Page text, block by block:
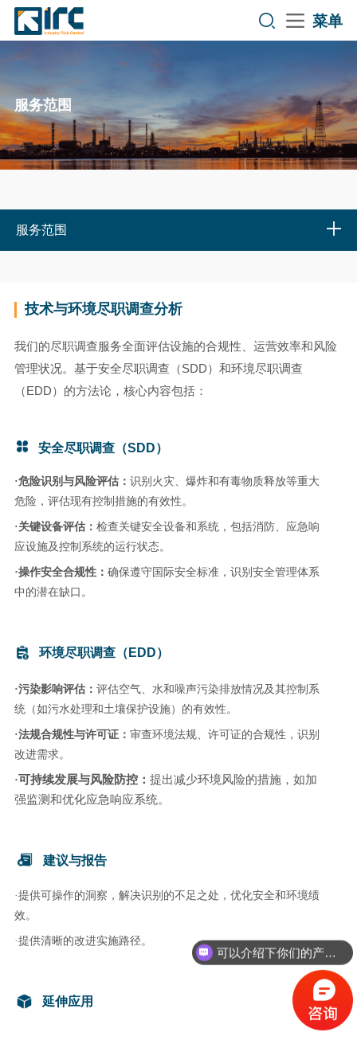
菜单
服务范围
服务范围
技术与环境尽职调查分析
我们的尽职调查服务全面评估设施的合规性、运营效率和风险
管理状况。基于安全尽职调查（SDD）和环境尽职调查
（EDD）的方法论，核心内容包括：
安全尽职调查（SDD）
·危险识别与风险评估： 识别火灾、爆炸和有毒物质释放等重大
危险，评估现有控制措施的有效性。
·关键设备评估： 检查关键安全设备和系统，包括消防、应急响
应设施及控制系统的运行状态。
·操作安全合规性： 确保遵守国际安全标准，识别安全管理体系
中的潜在缺口。
环境尽职调查（EDD）
·污染影响评估： 评估空气、水和噪声污染排放情况及其控制系
统（如污水处理和土壤保护设施）的有效性。
·法规合规性与许可证： 审查环境法规、许可证的合规性，识别
改进需求。
·可持续发展与风险防控： 提出减少环境风险的措施，如加
强监测和优化应急响应系统。
建议与报告
·提供可操作的洞察，解决识别的不足之处，优化安全和环境绩
效。
·提供清晰的改进实施路径。
延伸应用
可以介绍下你们的产品么？